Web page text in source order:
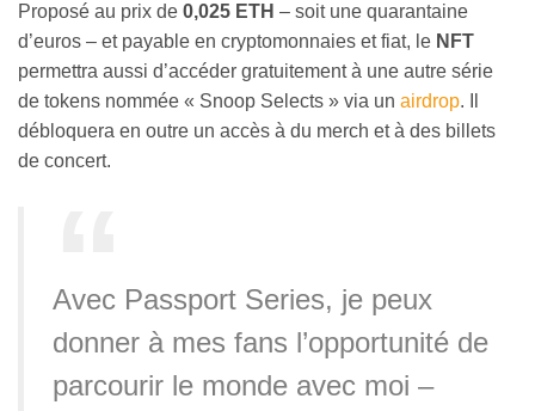
Proposé au prix de 0,025 ETH – soit une quarantaine
d’euros – et payable en cryptomonnaies et fiat, le NFT
permettra aussi d’accéder gratuitement à une autre série
de tokens nommée « Snoop Selects » via un airdrop. Il
débloquera en outre un accès à du merch et à des billets
de concert.
Avec Passport Series, je peux
donner à mes fans l’opportunité de
parcourir le monde avec moi –